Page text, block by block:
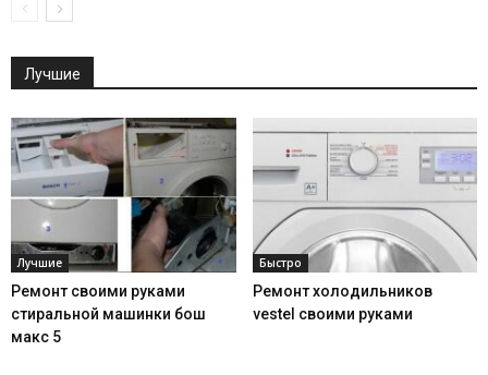
Лучшие
Лучшие
Ремонт своими руками
стиральной машинки бош
макс 5
Быстро
Ремонт холодильников
vestel своими руками